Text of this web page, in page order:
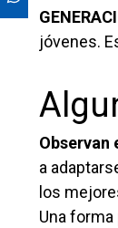
jóvenes.
Observan
a
los
Una